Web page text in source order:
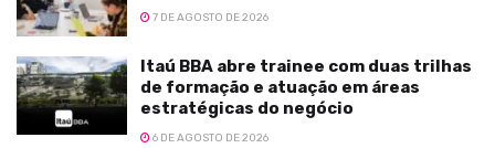
7 DE AGOSTO DE 2026
Itaú BBA abre trainee com duas trilhas
de formação e atuação em áreas
estratégicas do negócio
6 DE AGOSTO DE 2026